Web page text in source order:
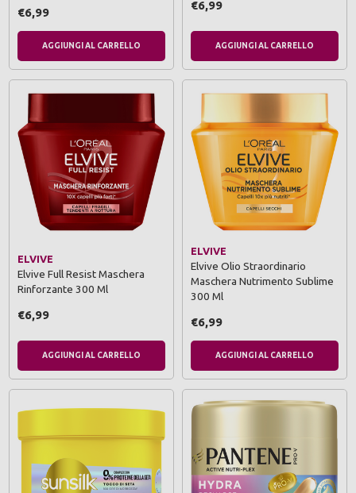
€6,99
AGGIUNGI AL CARRELLO
€6,99
AGGIUNGI AL CARRELLO
ELVIVE
Elvive Full Resist Maschera
Rinforzante 300 Ml
€6,99
AGGIUNGI AL CARRELLO
ELVIVE
Elvive Olio Straordinario
Maschera Nutrimento Sublime
300 Ml
€6,99
AGGIUNGI AL CARRELLO